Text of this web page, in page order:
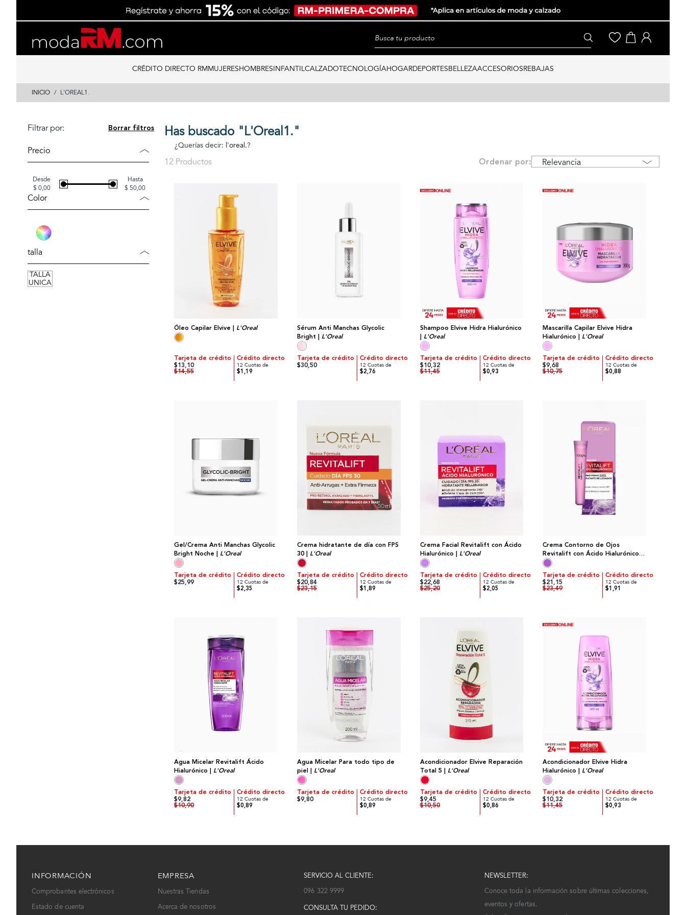
content
navigation
CRÉDITO DIRECTO RMMUJERESHOMBRESINFANTILCALZADOTECNOLOGÍAHOGARDEPORTESBELLEZAACCESORIOSREBAJAS
INICIO L'OREAL1.
Filtrar por: Borrar filtros
Precio
Desde
$ 0,00
Hasta
$ 50,00
Color
talla
TALLA
UNICA
Has buscado "L'Oreal1."
¿Querías decir: l'oreal.?
Ordenar por:
12 Productos
Óleo Capilar Elvive | L'Oreal
Tarjeta de crédito
$13,10
$14,55
Crédito directo
12 Cuotas de
$1,19
Sérum Anti Manchas Glycolic
Bright | L'Oreal
Tarjeta de crédito
$30,50
Crédito directo
12 Cuotas de
$2,76
Shampoo Elvive Hidra Hialurónico
| L'Oreal
Tarjeta de crédito
$10,32
$11,45
Crédito directo
12 Cuotas de
$0,93
Mascarilla Capilar Elvive Hidra
Hialurónico | L'Oreal
Tarjeta de crédito
$9,68
$10,75
Crédito directo
12 Cuotas de
$0,88
Gel/Crema Anti Manchas Glycolic
Bright Noche | L'Oreal
Tarjeta de crédito
$25,99
Crédito directo
12 Cuotas de
$2,35
Crema hidratante de día con FPS
30 | L'Oreal
Tarjeta de crédito
$20,84
$23,15
Crédito directo
12 Cuotas de
$1,89
Crema Facial Revitalift con Ácido
Hialurónico | L'Oreal
Tarjeta de crédito
$22,68
$25,20
Crédito directo
12 Cuotas de
$2,05
Crema Contorno de Ojos
Revitalift con Ácido Hialurónico |
L'Oreal
Tarjeta de crédito
$21,15
$23,49
Crédito directo
12 Cuotas de
$1,91
Agua Micelar Revitalift Ácido
Hialurónico | L'Oreal
Tarjeta de crédito
$9,82
$10,90
Crédito directo
12 Cuotas de
$0,89
Agua Micelar Para todo tipo de
piel | L'Oreal
Tarjeta de crédito
$9,80
Crédito directo
12 Cuotas de
$0,89
Acondicionador Elvive Reparación
Total 5 | L'Oreal
Tarjeta de crédito
$9,45
$10,50
Crédito directo
12 Cuotas de
$0,86
Acondicionador Elvive Hidra
Hialurónico | L'Oreal
Tarjeta de crédito
$10,32
$11,45
Crédito directo
12 Cuotas de
$0,93
INFORMACIÓN
Comprobantes electrónicos
Estado de cuenta
EMPRESA
Nuestras Tiendas
Acerca de nosotros
SERVICIO AL CLIENTE:
096 322 9999
CONSULTA TU PEDIDO:
NEWSLETTER:
Conoce toda la información sobre últimas colecciones,
eventos y ofertas.